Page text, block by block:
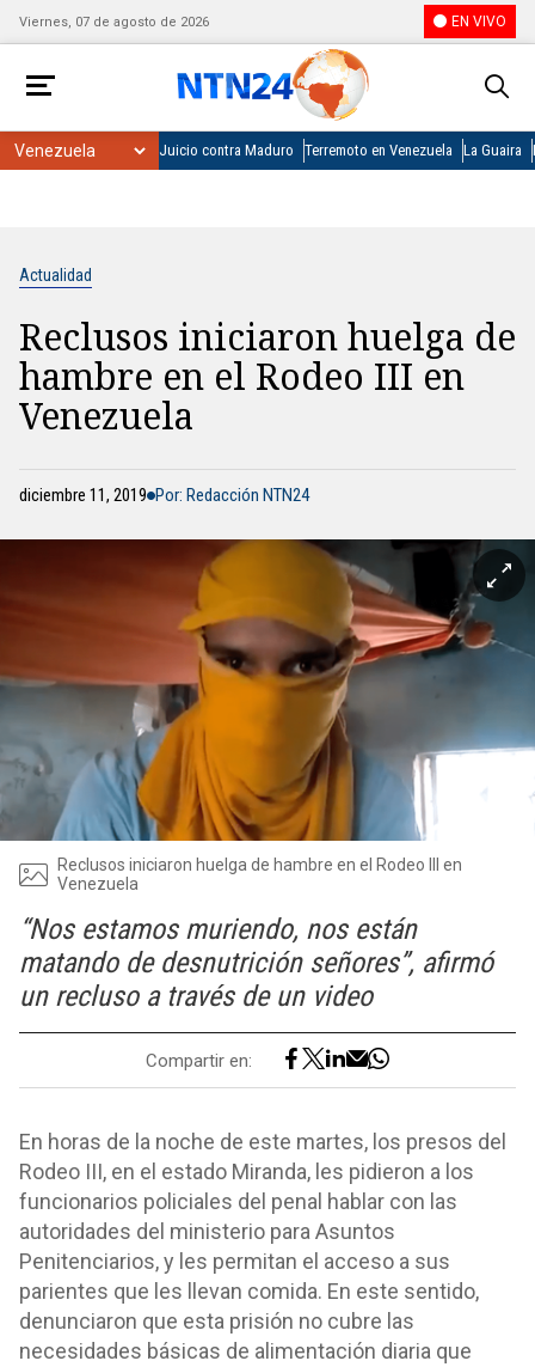
Viernes, 07 de agosto de 2026 EN VIVO
Juicio contra Maduro Terremoto en Venezuela La Guaira
Actualidad
Reclusos iniciaron huelga de
hambre en el Rodeo III en
Venezuela
diciembre 11, 2019 Por: Redacción NTN24
Reclusos iniciaron huelga de hambre en el Rodeo III en
Venezuela
“Nos estamos muriendo, nos están
matando de desnutrición señores”, afirmó
un recluso a través de un video
Compartir en:
En horas de la noche de este martes, los presos del
Rodeo III, en el estado Miranda, les pidieron a los
funcionarios policiales del penal hablar con las
autoridades del ministerio para Asuntos
Penitenciarios, y les permitan el acceso a sus
parientes que les llevan comida. En este sentido,
denunciaron que esta prisión no cubre las
necesidades básicas de alimentación diaria que